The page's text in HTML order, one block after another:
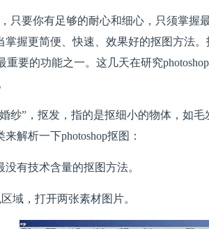
只要你有足够的耐心和细心，只须掌握
握更简便、快速、效果好的抠图方法
重要的功能之一。这几天在研究
纱”，抠发，指的是抠细小的物体，如
解析一下photoshop抠图：
有技术含量的抠图方法。
域，打开两张素材图片。